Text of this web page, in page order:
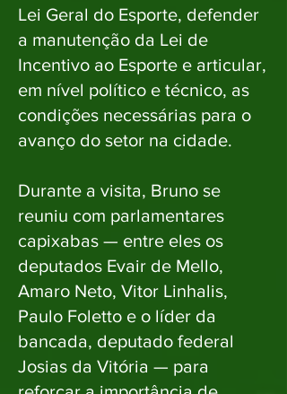
Lei Geral do Esporte, defender
a manutenção da Lei de
Incentivo ao Esporte e articular,
em nível político e técnico, as
condições necessárias para o
avanço do setor na cidade.
Durante a visita, Bruno se
reuniu com parlamentares
capixabas — entre eles os
deputados Evair de Mello,
Amaro Neto, Vitor Linhalis,
Paulo Foletto e o líder da
bancada, deputado federal
Josias da Vitória — para